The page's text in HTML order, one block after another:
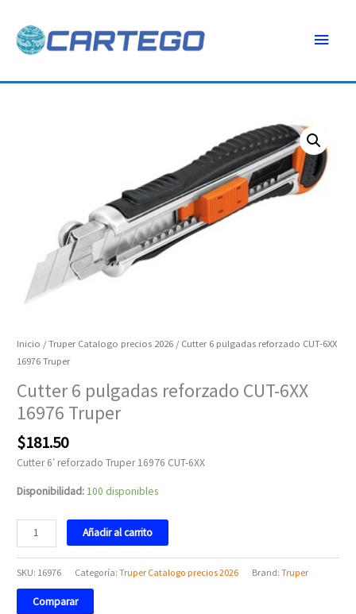
contenido
Inicio /Truper Catalogo precios 2026 / Cutter 6 pulgadas reforzado CUT-6XX
16976 Truper
Cutter 6 pulgadas reforzado CUT-6XX
16976 Truper
$181.50
Cutter 6′ reforzado Truper 16976 CUT-6XX
Disponibilidad:100 disponibles
cantidad
Añadir al carrito
SKU: 16976 Categoría:Truper Catalogo precios 2026 Brand:Truper
Comparar